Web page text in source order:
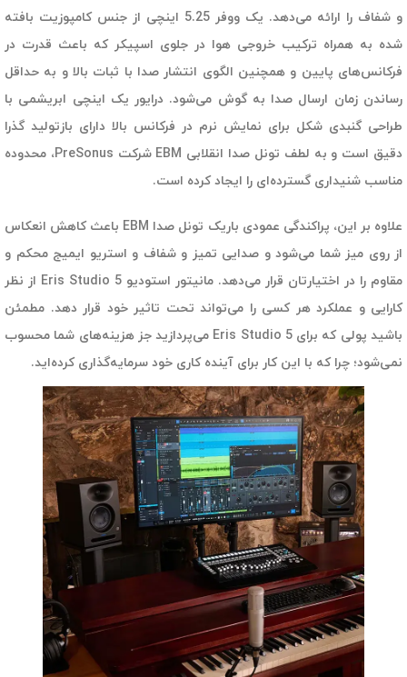
و شفاف را ارائه می‌دهد. یک ووفر 5.25 اینچی از جنس کامپوزیت بافته
شده به همراه ترکیب خروجی هوا در جلوی اسپیکر که باعث قدرت در
فرکانس‌های پایین و همچنین الگوی انتشار صدا با ثبات بالا و به حداقل
رساندن زمان ارسال صدا به گوش می‌شود. درایور یک اینچی ابریشمی با
طراحی گنبدی شکل برای نمایش نرم در فرکانس بالا دارای بازتولید گذرا
دقیق است و به لطف تونل صدا انقلابی EBM شرکت PreSonus، محدوده
مناسب شنیداری گسترده‌ای را ایجاد کرده است.
علاوه بر این، پراکندگی عمودی باریک تونل صدا EBM باعث کاهش انعکاس
از روی میز شما می‌شود و صدایی تمیز و شفاف و استریو ایمیج محکم و
مقاوم را در اختیارتان قرار می‌دهد. مانیتور استودیو Eris Studio 5 از نظر
کارایی و عملکرد هر کسی را می‌تواند تحت تاثیر خود قرار دهد. مطمئن
باشید پولی که برای Eris Studio 5 می‌پردازید جز هزینه‌های شما محسوب
نمی‌شود؛ چرا که با این کار برای آینده کاری خود سرمایه‌گذاری کرده‌اید.